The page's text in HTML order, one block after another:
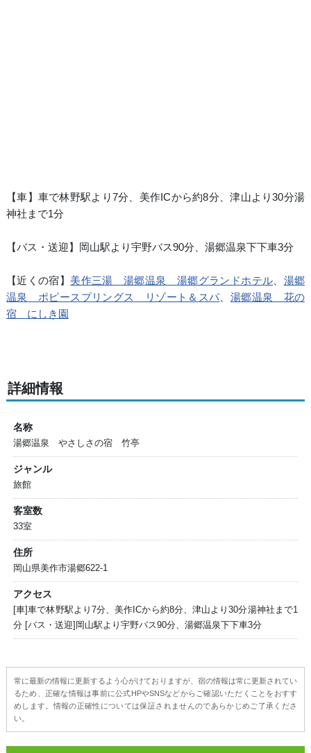
【車】車で林野駅より7分、美作ICから約8分、津山より30分湯
神社まで1分
【バス・送迎】岡山駅より宇野バス90分、湯郷温泉下下車3分
【近くの宿】 美作三湯 湯郷温泉 湯郷グランドホテル
湯郷
温泉 ポピースプリングス リゾート＆スパ、 湯郷温泉 花の
宿 にしき園
詳細情報
名称
湯郷温泉 やさしさの宿 竹亭
ジャンル
旅館
客室数
33室
住所
岡山県美作市湯郷622-1
アクセス
[車]車で林野駅より7分、美作ICから約8分、津山より30分湯神社まで1
分 [バス・送迎]岡山駅より宇野バス90分、湯郷温泉下下車3分
常に最新の情報に更新するよう心がけておりますが、宿の情報は常に更新されてい
るため、正確な情報は事前に公式HPやSNSなどからご確認いただくことをおすす
めします。情報の正確性については保証されませんのであらかじめご了承くださ
い。